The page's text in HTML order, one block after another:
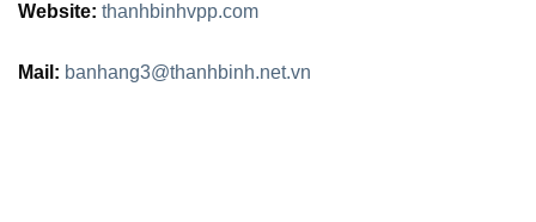
Website: thanhbinhvpp.com
Mail: banhang3@thanhbinh.net.vn